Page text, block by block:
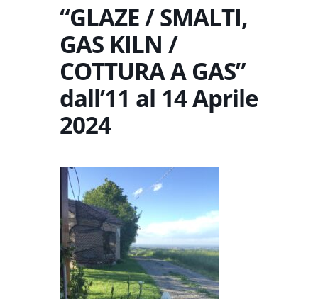
“GLAZE / SMALTI,
GAS KILN /
COTTURA A GAS”
dall’11 al 14 Aprile
2024